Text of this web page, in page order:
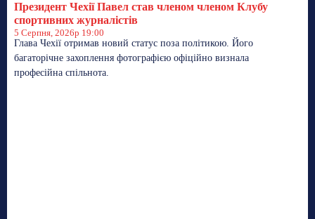
Президент Чехії Павел став членом членом Клубу
спортивних журналістів
5 Серпня, 2026р 19:00
Глава Чехії отримав новий статус поза політикою. Його
багаторічне захоплення фотографією офіційно визнала
професійна спільнота.